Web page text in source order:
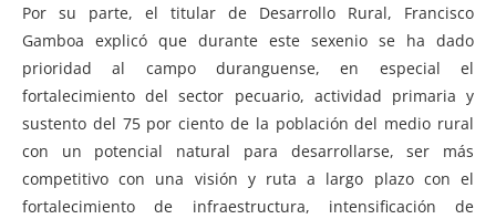
Por su parte, el titular de Desarrollo Rural, Francisco
Gamboa explicó que durante este sexenio se ha dado
prioridad al campo duranguense, en especial el
fortalecimiento del sector pecuario, actividad primaria y
sustento del 75 por ciento de la población del medio rural
con un potencial natural para desarrollarse, ser más
competitivo con una visión y ruta a largo plazo con el
fortalecimiento de infraestructura, intensificación de